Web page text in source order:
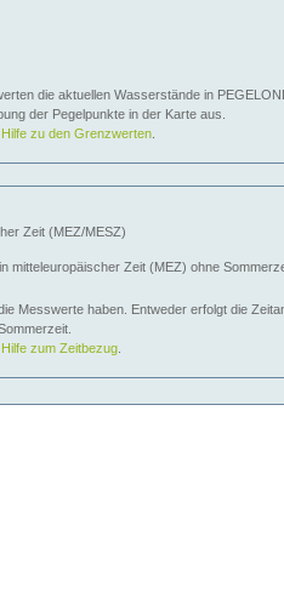
die aktuellen Wasserstände in
der Pegelpunkte in der Karte aus.
Hilfe zu den Grenzwerten
Zeit (MEZ/MESZ)
mitteleuropäischer Zeit (MEZ) ohne
Messwerte haben. Entweder erfolgt die
Hilfe zum Zeitbezug